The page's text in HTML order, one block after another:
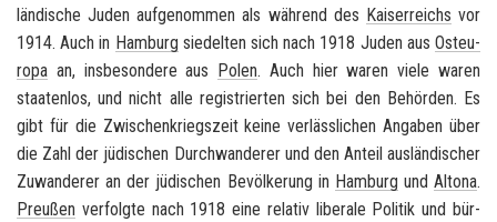
län­di­sche Juden auf­ge­nom­men als wäh­rend des Kai­ser­reichs vor
1914. Auch in Ham­burg sie­del­ten sich nach 1918 Juden ausOst­eu­
ro­pa an, ins­be­son­de­re aus Polen. Auch hier waren viele waren
staa­ten­los, und nicht alle re­gis­trier­ten sich bei den Be­hör­den. Es
gibt für die Zwi­schen­kriegs­zeit keine ver­läss­li­chen An­ga­ben über
die Zahl der jü­di­schen Durch­wan­de­rer und den An­teil aus­län­di­scher
Zu­wan­de­rer an der jü­di­schen Be­völ­ke­rung in Ham­burg und Al­to­na.
Preu­ßen ver­folg­te nach 1918 eine re­la­tiv li­be­ra­le Po­li­tik und bür­